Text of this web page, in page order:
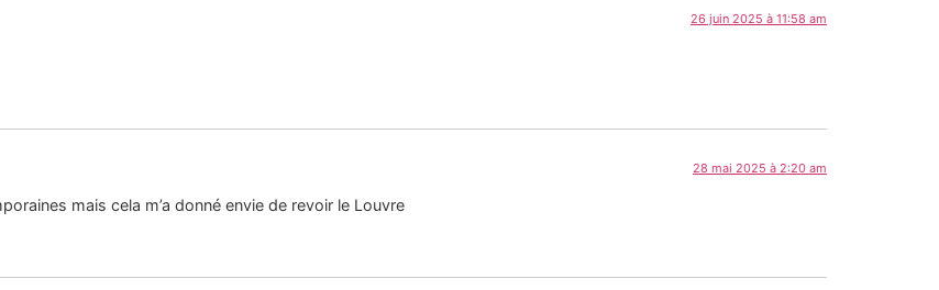
26 juin 2025 à 11:58 am
28 mai 2025 à 2:20 am
mais cela m’a donné envie de revoir le Louvre